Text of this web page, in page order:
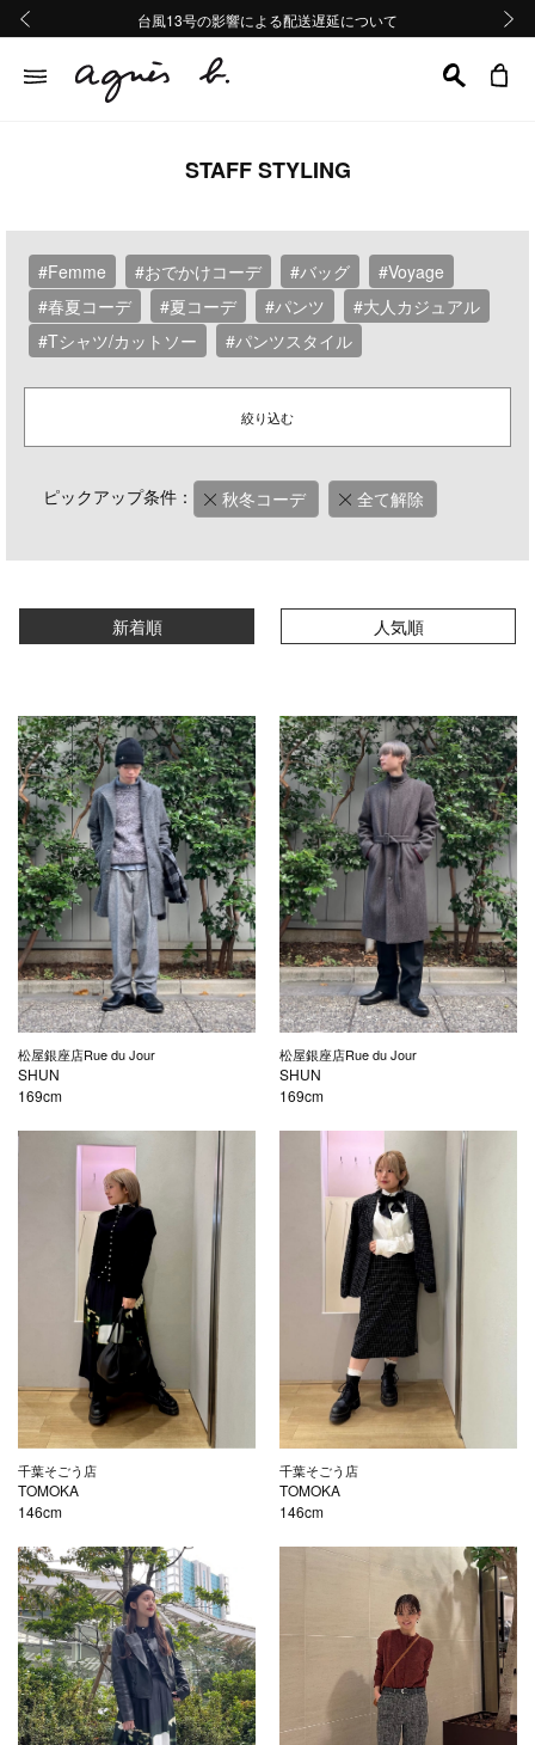
熊本地域地震の影響による配送遅延について
Summer Sale 2buy10%OFF!!
台風13号の影響による配送遅延について
熊本地域地震の影響による配送遅延について
Summer Sale 2buy10%OFF!!
STAFF STYLING
#Femme #おでかけコーデ #バッグ
#Voyage
#春夏コーデ
#夏コーデ #パンツ
#大人カジュアル
#Tシャツ/カットソー
#パンツスタイル
絞り込む
ピックアップ条件： 秋冬コーデ 全て解除
新着順 人気順
松屋銀座店Rue du Jour
SHUN
169cm
松屋銀座店Rue du Jour
SHUN
169cm
千葉そごう店
TOMOKA
146cm
千葉そごう店
TOMOKA
146cm